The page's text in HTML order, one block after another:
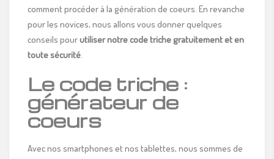
comment procéder à la génération de coeurs. En revanche
pour les novices, nous allons vous donner quelques
conseils pourutiliser notre code triche gratuitement et en
toute sécurité.
Le code triche :
générateur de
coeurs
Avec nos smartphones et nos tablettes, nous sommes de